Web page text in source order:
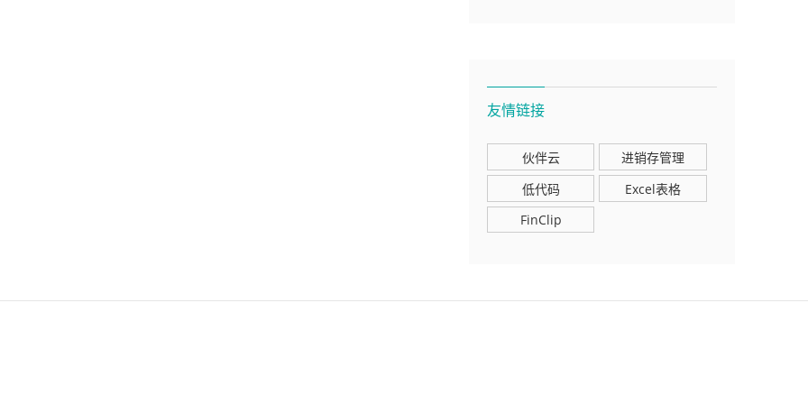
友情链接
伙伴云
进销存管理
低代码
Excel表格
FinClip